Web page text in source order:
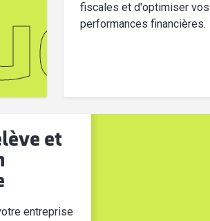
fiscales et d'optimiser vos
performances financières.
et
entreprise